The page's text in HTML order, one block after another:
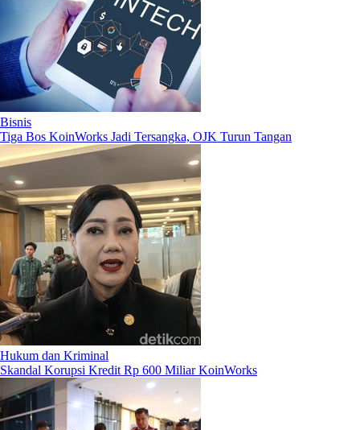
Bisnis
Tiga Bos KoinWorks Jadi Tersangka, OJK Turun Tangan
Hukum dan Kriminal
Skandal Korupsi Kredit Rp 600 Miliar KoinWorks